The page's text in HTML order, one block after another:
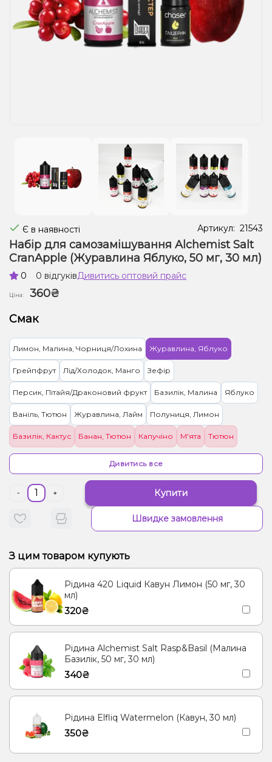
Рідини для електронних сигарет
Подарункові набори
Є в наявності Артикул: 21543
Набір для самозамішування Alchemist Salt
CranApple (Журавлина Яблуко, 50 мг, 30 мл)
0 0 відгуківДивитись оптовий прайс
Ціна:
360₴
Смак
Лимон, Малина, Чорниця/Лохина Журавлина, Яблуко
Грейпфрут Лід/Холодок, Манго Зефір
Персик, Пітайя/Драконовий фрукт Базилік, Малина Яблуко
Ваніль, Тютюн Журавлина, Лайм Полуниця, Лимон
Базилік, Кактус Банан, Тютюн Капучіно М'ята Тютюн
Дивитись все
- + Купити
Швидке замовлення
З цим товаром купують
Рідина 420 Liquid Кавун Лимон (50 мг, 30
мл)
320₴
Рідина Alchemist Salt Rasp&Basil (Малина
Базилік, 50 мг, 30 мл)
340₴
Рідина Elfliq Watermelon (Кавун, 30 мл)
350₴